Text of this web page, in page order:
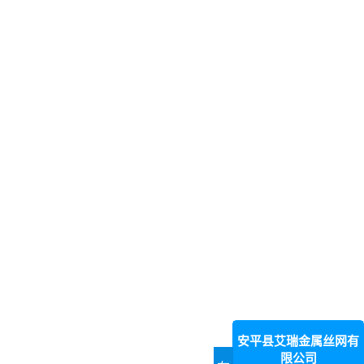
安平县艾瑞金属丝网有
限公司